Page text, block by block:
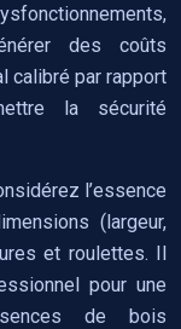
des coûts
calibré par rapport
la sécurité
l’essence
(largeur,
et roulettes. Il
pour une
de bois